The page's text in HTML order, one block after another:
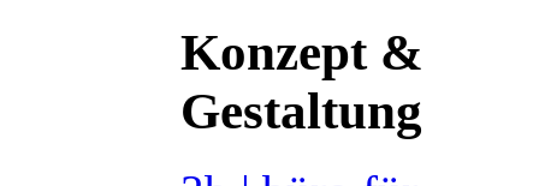
Konzept &
Gestaltung